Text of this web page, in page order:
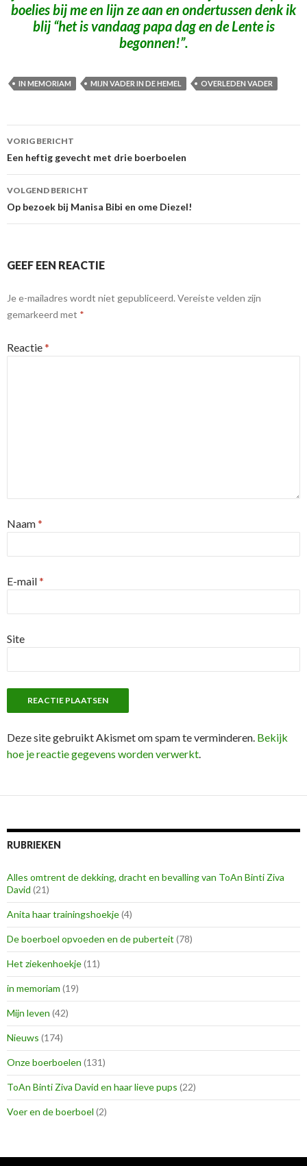
boelies bij me en lijn ze aan en ondertussen denk ik
blij “het is vandaag papa dag en de Lente is
begonnen!”.
IN MEMORIAM MIJN VADER IN DE HEMEL OVERLEDEN VADER
Berichtnavigatie
VORIG BERICHT
Een heftig gevecht met drie boerboelen
VOLGEND BERICHT
Op bezoek bij Manisa Bibi en ome Diezel!
GEEF EEN REACTIE
Je e-mailadres wordt niet gepubliceerd. Vereiste velden zijn
gemarkeerd met *
Reactie*
Naam*
E-mail*
Site
Deze site gebruikt Akismet om spam te verminderen. Bekijk
hoe je reactie gegevens worden verwerkt.
RUBRIEKEN
Alles omtrent de dekking, dracht en bevalling van ToAn Binti Ziva
David (21)
Anita haar trainingshoekje(4)
De boerboel opvoeden en de puberteit (78)
Het ziekenhoekje(11)
in memoriam (19)
Mijn leven (42)
Nieuws (174)
Onze boerboelen (131)
ToAn Binti Ziva David en haar lieve pups (22)
Voer en de boerboel (2)